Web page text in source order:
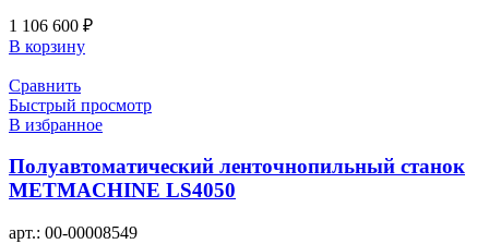
1 106 600 ₽
В корзину
Сравнить
Быстрый просмотр
В избранное
Полуавтоматический ленточнопильный станок
METMACHINE LS4050
арт.: 00-00008549